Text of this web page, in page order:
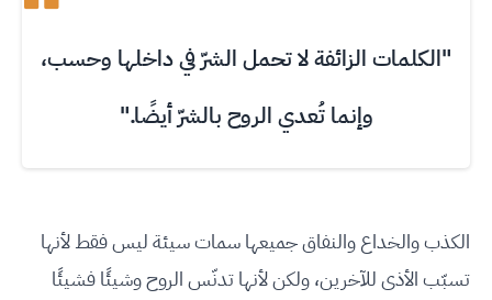
"الكلمات الزائفة لا تحمل الشرّ في داخلها وحسب،
وإنما تُعدي الروح بالشرّ أيضًا."
الكذب والخداع والنفاق جميعها سمات سيئة ليس فقط لأنها
تسبّب الأذى للآخرين، ولكن لأنها تدنّس الروح وشيئًا فشيئًا